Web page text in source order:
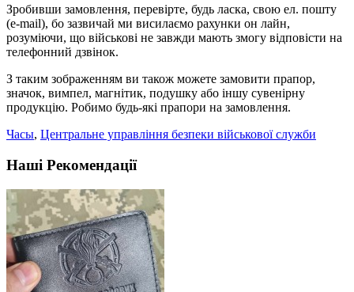
Зробивши замовлення, перевірте, будь ласка, свою ел. пошту
(e-mail), бо зазвичай ми висилаємо рахунки он лайн,
розуміючи, що військові не завжди мають змогу відповісти на
телефонний дзвінок.
З таким зображенням ви також можете замовити прапор,
значок, вимпел, магнітик, подушку або іншу сувенірну
продукцію. Робимо будь-які прапори на замовлення.
Часы, Центральне управління безпеки військової служби
Наші Рекомендації